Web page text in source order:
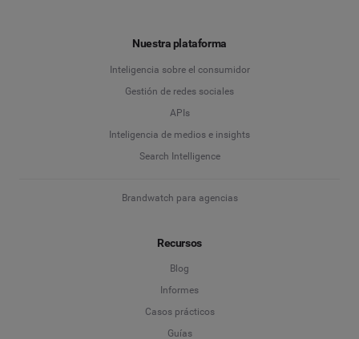
Nuestra plataforma
Inteligencia sobre el consumidor
Gestión de redes sociales
APIs
Inteligencia de medios e insights
Search Intelligence
Brandwatch para agencias
Recursos
Blog
Informes
Casos prácticos
Guías